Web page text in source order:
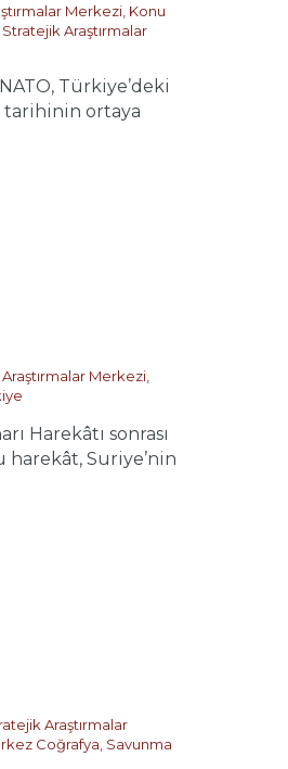
Merkezi Konu
Stratejik Araştırmalar
Türkiye’deki
tarihinin ortaya
Merkezi,
Harekâtı sonrası
Suriye’nin
Araştırmalar
Coğrafya Savunma